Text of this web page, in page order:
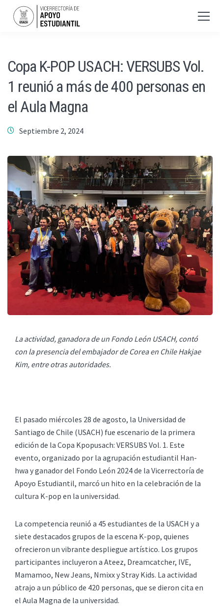
Copa K-POP USACH: VERSUBS Vol.
1 reunió a más de 400 personas en
el Aula Magna
Septiembre 2, 2024
La actividad, ganadora de un Fondo León USACH, contó
con la presencia del embajador de Corea en Chile Hakjae
Kim, entre otras autoridades.
El pasado miércoles 28 de agosto, la Universidad de
Santiago de Chile (USACH) fue escenario de la primera
edición de la Copa Kpopusach: VERSUBS Vol. 1. Este
evento, organizado por la agrupación estudiantil Han-
hwa y ganador del Fondo León 2024 de la Vicerrectoría de
Apoyo Estudiantil, marcó un hito en la celebración de la
cultura K-pop en la universidad.
La competencia reunió a 45 estudiantes de la USACH y a
siete destacados grupos de la escena K-pop, quienes
ofrecieron un vibrante despliegue artístico. Los grupos
participantes incluyeron a Ateez, Dreamcatcher, IVE,
Mamamoo, New Jeans, Nmixx y Stray Kids. La actividad
atrajo a un público de 420 personas, que se dieron cita en
el Aula Magna de la universidad.